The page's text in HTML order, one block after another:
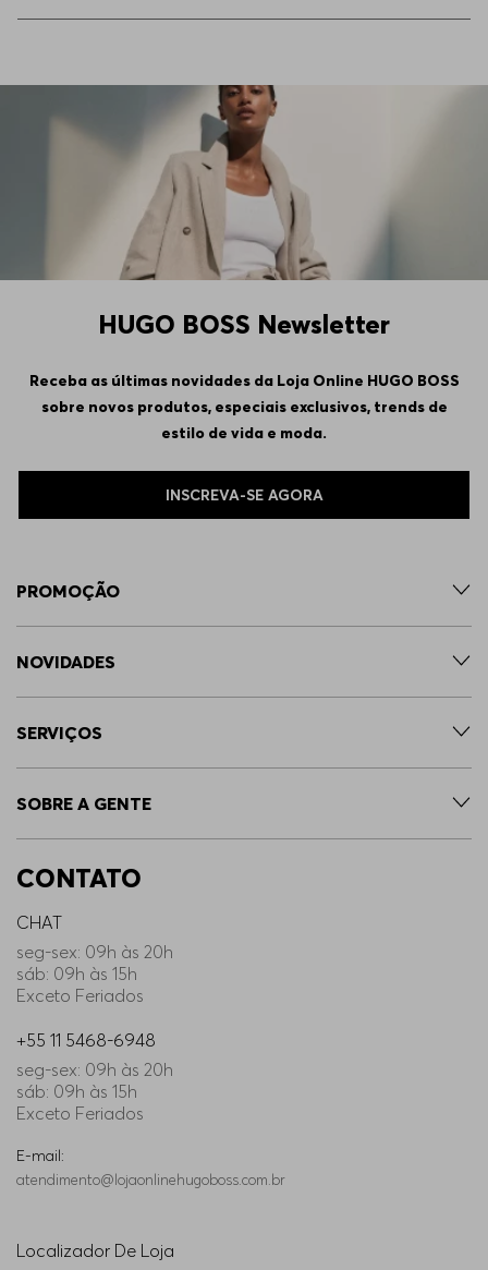
EEGG Indisponível
HUGO BOSS Newsletter
Receba as últimas novidades da Loja Online HUGO BOSS
sobre novos produtos, especiais exclusivos, trends de
estilo de vida e moda.
INSCREVA-SE AGORA
PROMOÇÃO
NOVIDADES
SERVIÇOS
SOBRE A GENTE
CONTATO
CHAT
seg-sex: 09h às 20h
sáb: 09h às 15h
Exceto Feriados
+55 11 5468-6948
seg-sex: 09h às 20h
sáb: 09h às 15h
Exceto Feriados
E-mail:
atendimento@lojaonlinehugoboss.com.br
Localizador De Loja